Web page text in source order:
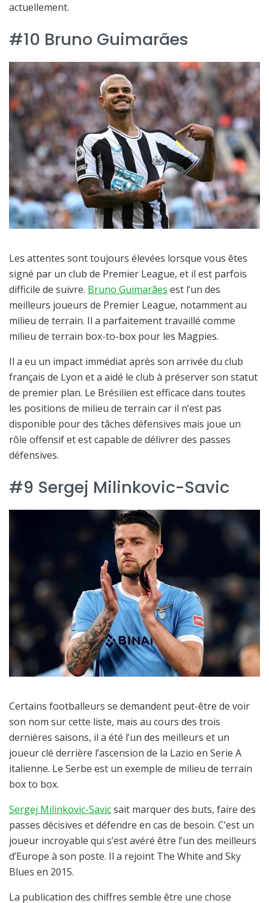
actuellement.
#10 Bruno Guimarães
Les attentes sont toujours élevées lorsque vous êtes
signé par un club de Premier League, et il est parfois
difficile de suivre. Bruno Guimarães est l’un des
meilleurs joueurs de Premier League, notamment au
milieu de terrain. Il a parfaitement travaillé comme
milieu de terrain box-to-box pour les Magpies.
Il a eu un impact immédiat après son arrivée du club
français de Lyon et a aidé le club à préserver son statut
de premier plan. Le Brésilien est efficace dans toutes
les positions de milieu de terrain car il n’est pas
disponible pour des tâches défensives mais joue un
rôle offensif et est capable de délivrer des passes
défensives.
#9 Sergej Milinkovic-Savic
Certains footballeurs se demandent peut-être de voir
son nom sur cette liste, mais au cours des trois
dernières saisons, il a été l’un des meilleurs et un
joueur clé derrière l’ascension de la Lazio en Serie A
italienne. Le Serbe est un exemple de milieu de terrain
box to box.
Sergej Milinkovic-Savicsait marquer des buts, faire des
passes décisives et défendre en cas de besoin. C’est un
joueur incroyable qui s’est avéré être l’un des meilleurs
d’Europe à son poste. Il a rejoint The White and Sky
Blues en 2015.
La publication des chiffres semble être une chose